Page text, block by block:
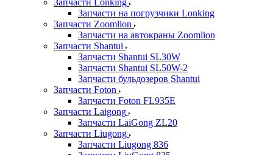
Запчасти Lonking
Запчасти на погрузчики Lonking
Запчасти Zoomlion
Запчасти на автокраны Zoomlion
Запчасти Shantui
Запчасти Shantui SL30W
Запчасти Shantui SL50W-2
Запчасти бульдозеров Shantui
Запчасти Foton
Запчасти Foton FL935E
Запчасти Laigong
Запчасти LaiGong ZL20
Запчасти Liugong
Запчасти Liugong 836